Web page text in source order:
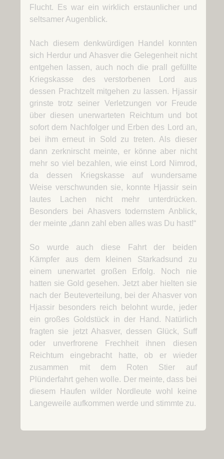
Flucht. Es war ein wirklich erstaunlicher und
seltsamer Augenblick.
Nach diesem denkwürdigen Handel konnten
sich Herdur und Ahasver die Gelegenheit nicht
entgehen lassen, auch noch die prall gefüllte
Kriegskasse des verstorbenen Lord aus
dessen Prachtzelt mitgehen zu lassen. Hjassir
grinste trotz seiner Verletzungen vor Freude
über diesen unerwarteten Reichtum und bot
sofort dem Nachfolger und Erben des Lord an,
bei ihm erneut in Sold zu treten. Als dieser
dann zerknirscht meinte, er könne aber nicht
mehr so viel bezahlen, wie einst Lord Nimrod,
da dessen Kriegskasse auf wundersame
Weise verschwunden sie, konnte Hjassir sein
lautes Lachen nicht mehr unterdrücken.
Besonders bei Ahasvers todernstem Anblick,
der meinte „dann zahl eben alles was Du hast!“
So wurde auch diese Fahrt der beiden
Kämpfer aus dem kleinen Starkadsund zu
einem unerwartet großen Erfolg. Noch nie
hatten sie Gold gesehen. Jetzt aber hielten sie
nach der Beuteverteilung, bei der Ahasver von
Hjassir besonders reich belohnt wurde, jeder
ein großes Goldstück in der Hand. Natürlich
fragten sie jetzt Ahasver, dessen Glück, Suff
oder unverfrorene Frechheit ihnen diesen
Reichtum eingebracht hatte, ob er wieder
zusammen mit dem Roten Stier auf
Plünderfahrt gehen wolle. Der meinte, dass bei
diesem Haufen wilder Nordleute wohl keine
Langeweile aufkommen werde und stimmte zu.